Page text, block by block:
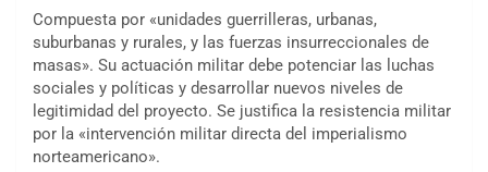
Compuesta por «unidades guerrilleras, urbanas,
suburbanas y rurales, y las fuerzas insurreccionales de
masas». Su actuación militar debe potenciar las luchas
sociales y políticas y desarrollar nuevos niveles de
legitimidad del proyecto. Se justifica la resistencia militar
por la «intervención militar directa del imperialismo
norteamericano».